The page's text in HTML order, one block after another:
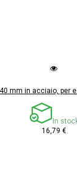
mm in acciaio, per
In
16,79 €